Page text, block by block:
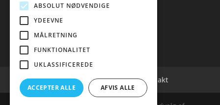
Cookie- og privatlivspolitik Kontakt
ABSOLUT NØDVENDIGE
YDEEVNE
MÅLRETNING
FUNKTIONALITET
UKLASSIFICEREDE
ACCEPTER ALLE AFVIS ALLE